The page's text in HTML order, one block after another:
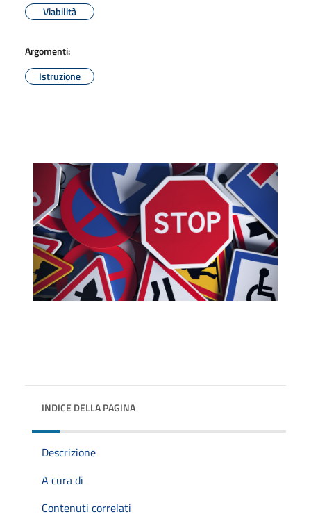
Viabilità
Argomenti:
Istruzione
INDICE DELLA PAGINA
Descrizione
A cura di
Contenuti correlati